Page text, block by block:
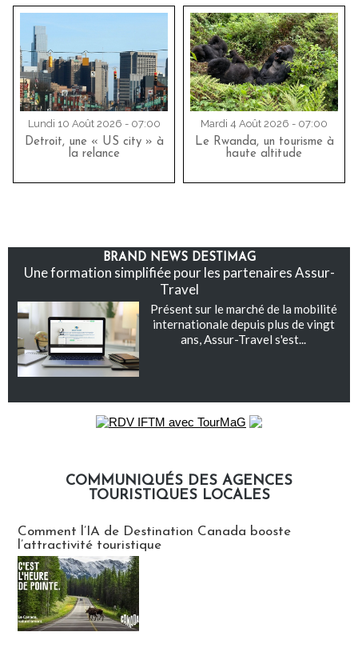
Lundi 10 Août 2026 - 07:00
Detroit, une « US city » à
la relance
Mardi 4 Août 2026 - 07:00
Le Rwanda, un tourisme à
haute altitude
BRAND NEWS DESTIMAG
Une formation simplifiée pour les partenaires Assur-
Travel
Présent sur le marché de la mobilité
internationale depuis plus de vingt
ans, Assur-Travel s'est...
COMMUNIQUÉS DES AGENCES
TOURISTIQUES LOCALES
Comment l’IA de Destination Canada booste
l’attractivité touristique